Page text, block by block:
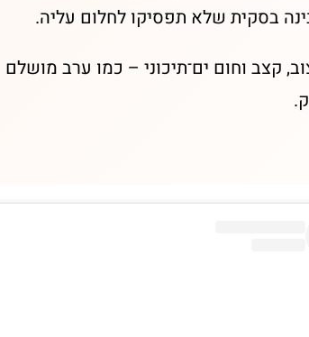
בסקית שלא תפסיקו לחלום עליה.
קצב וחום ים־תיכוני – כמו ערב מושלם